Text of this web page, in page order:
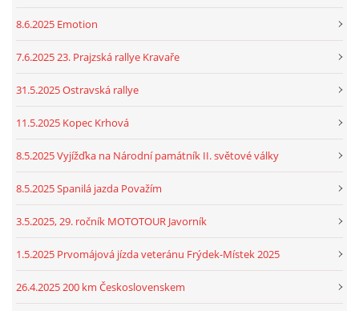
8.6.2025 Emotion
7.6.2025 23. Prajzská rallye Kravaře
31.5.2025 Ostravská rallye
11.5.2025 Kopec Krhová
8.5.2025 Vyjížďka na Národní památník II. světové války
8.5.2025 Spanilá jazda Považím
3.5.2025, 29. ročník MOTOTOUR Javorník
1.5.2025 Prvomájová jízda veteránu Frýdek-Místek 2025
26.4.2025 200 km Československem